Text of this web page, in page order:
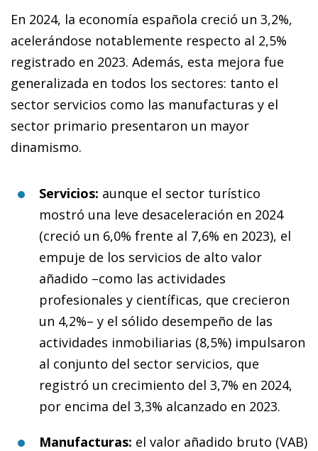
En 2024, la economía española creció un 3,2%,
acelerándose notablemente respecto al 2,5%
registrado en 2023. Además, esta mejora fue
generalizada en todos los sectores: tanto el
sector servicios como las manufacturas y el
sector primario presentaron un mayor
dinamismo.
Servicios: aunque el sector turístico
mostró una leve desaceleración en 2024
(creció un 6,0% frente al 7,6% en 2023), el
empuje de los servicios de alto valor
añadido –como las actividades
profesionales y científicas, que crecieron
un 4,2%– y el sólido desempeño de las
actividades inmobiliarias (8,5%) impulsaron
al conjunto del sector servicios, que
registró un crecimiento del 3,7% en 2024,
por encima del 3,3% alcanzado en 2023.
Manufacturas: el valor añadido bruto (VAB)